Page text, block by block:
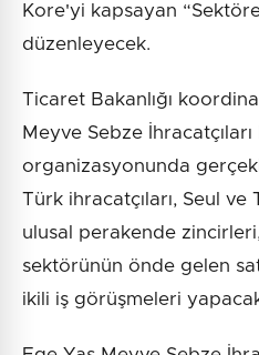
Kore'yi kapsayan
düzenleyecek.
Ticaret Bakanlığı
Meyve Sebze
organizasyonunda
Türk ihracatçıları, Seul
ulusal perakende
sektörünün önde gelen
ikili iş görüşmeleri